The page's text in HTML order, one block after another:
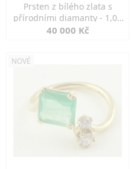
Prsten z bílého zlata s
přírodními diamanty - 1,00
ct
40 000 Kč
NOVÉ